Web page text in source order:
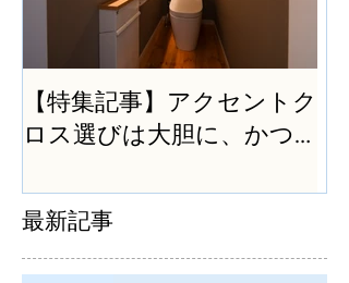
【特集記事】アクセントク
ロス選びは大胆に、かつ
最新記事